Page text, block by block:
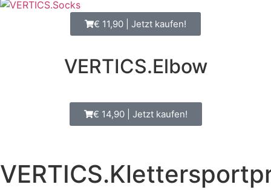
€ 11,90 | Jetzt kaufen!
VERTICS.Elbow
€ 14,90 | Jetzt kaufen!